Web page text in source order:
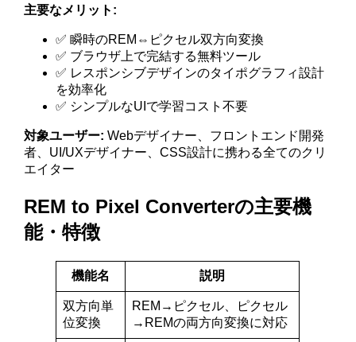
主要なメリット:
✅ 瞬時のREM⇔ピクセル双方向変換
✅ ブラウザ上で完結する無料ツール
✅ レスポンシブデザインのタイポグラフィ設計
を効率化
✅ シンプルなUIで学習コスト不要
対象ユーザー: Webデザイナー、フロントエンド開発
者、UI/UXデザイナー、CSS設計に携わる全てのクリ
エイター
REM to Pixel Converterの主要機
能・特徴
機能名 説明
双方向単
位変換
REM→ピクセル、ピクセル
→REMの両方向変換に対応